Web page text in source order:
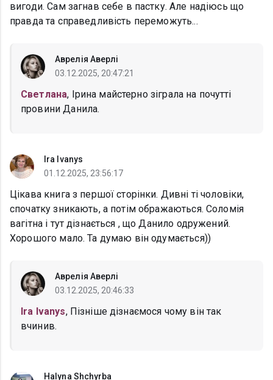
вигоди. Сам загнав себе в пастку. Але надіюсь що
правда та справедливість переможуть...
Аврелія Аверлі
03.12.2025, 20:47:21
Светлана, Ірина майстерно зіграла на почутті
провини Данила.
Ira Ivanys
01.12.2025, 23:56:17
Цікава книга з першої сторінки. Дивні ті чоловіки,
спочатку зникають, а потім ображаються. Соломія
вагітна і тут дізнається , що Данило одружений.
Хорошого мало. Та думаю він одумається))
Аврелія Аверлі
03.12.2025, 20:46:33
Ira Ivanys, Пізніше дізнаємося чому він так
вчинив.
Halyna Shchyrba